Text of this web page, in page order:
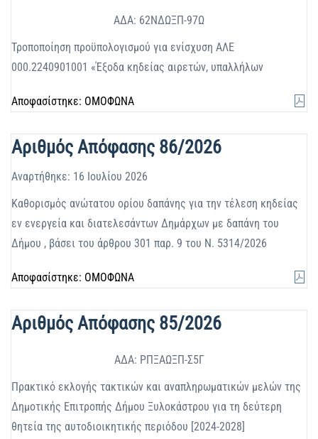
ΑΔΑ: 62ΝΔΩΞΠ-97Ω
Τροποποίηση προϋπολογισμού για ενίσχυση ΑΛΕ
000.2240901001 «Έξοδα κηδείας αιρετών, υπαλλήλων
Αποφασίστηκε: ΟΜΟΦΩΝΑ
Αριθμός Απόφασης 86/2026
Αναρτήθηκε: 16 Ιουλίου 2026
Καθορισμός ανώτατου ορίου δαπάνης για την τέλεση κηδείας
εν ενεργεία και διατελεσάντων Δημάρχων με δαπάνη του
Δήμου , βάσει του άρθρου 301 παρ. 9 του Ν. 5314/2026
Αποφασίστηκε: ΟΜΟΦΩΝΑ
Αριθμός Απόφασης 85/2026
ΑΔΑ: ΡΠΞΑΩΞΠ-Σ5Γ
Πρακτικό εκλογής τακτικών και αναπληρωματικών μελών της
Δημοτικής Επιτροπής Δήμου Ξυλοκάστρου για τη δεύτερη
θητεία της αυτοδιοικητικής περιόδου [2024-2028]